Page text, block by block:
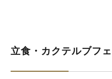
立食・カクテルブフェ